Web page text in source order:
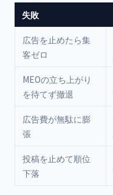
失敗
広告を止めたら集
客ゼロ
MEOの立ち上がり
を待てず撤退
広告費が無駄に膨
張
投稿を止めて順位
下落